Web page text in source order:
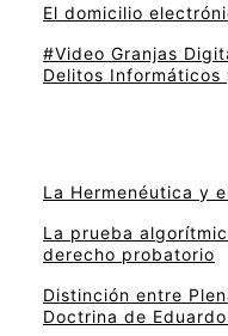
El domicilio
#Video Granjas
Delitos
La Hermenéutica y
La prueba
derecho probatorio
Distinción entre
Doctrina de